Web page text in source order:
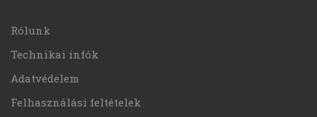
Rólunk
Technikai infók
Adatvédelem
Felhasználási feltételek